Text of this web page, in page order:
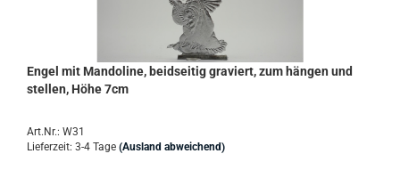
Engel mit Mandoline, beidseitig graviert, zum hängen und
stellen, Höhe 7cm
Art.Nr.: W31
Lieferzeit: 3-4 Tage (Ausland abweichend)